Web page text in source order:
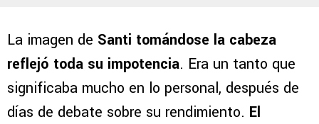
La imagen de Santi tomándose la cabeza
reflejó toda su impotencia. Era un tanto que
significaba mucho en lo personal, después de
días de debate sobre su rendimiento. El